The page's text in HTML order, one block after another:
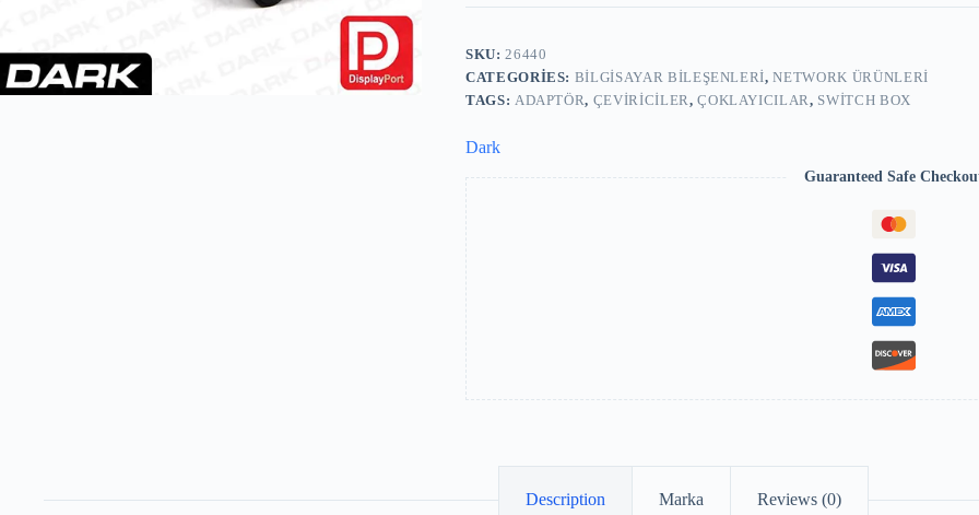
SKU:26440
CATEGORIES: BILGISAYAR BILEŞENLERI,NETWORK ÜRÜNLERI
TAGS: ADAPTÖR, ÇEVIRICILER,ÇOKLAYICILAR, SWITCH BOX
Dark
Guaranteed Safe
Description Marka Reviews (0)